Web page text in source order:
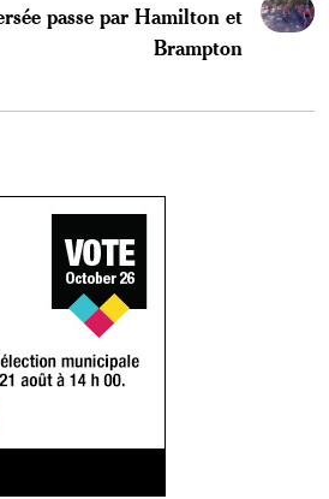
passe par Hamilton et
Brampton